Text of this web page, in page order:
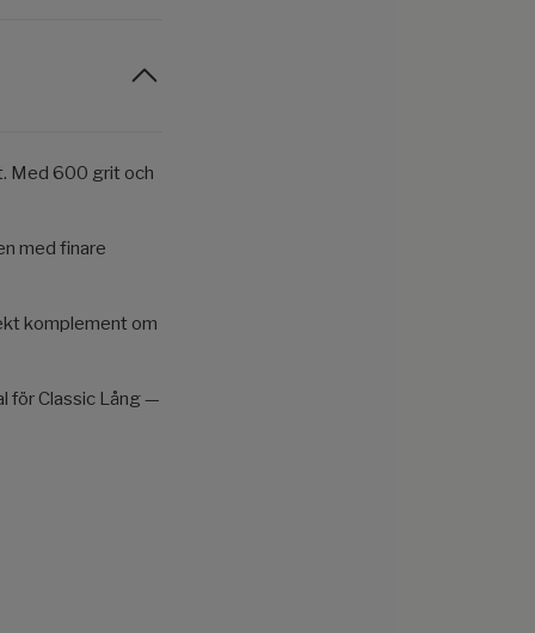
Med 600 grit och
med finare
komplement om
för Classic Lång —